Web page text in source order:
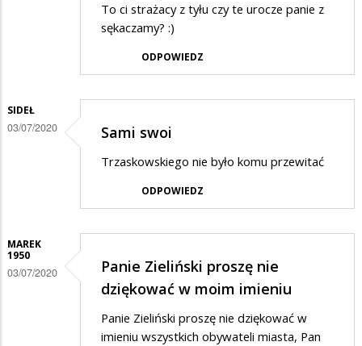
Mateuszka
ustaczka
To ci strażacy z tyłu czy te urocze panie z
sękaczamy? :)
ODPOWIEDZ
SIDEŁ
03/07/2020 Sami swoi
Trzaskowskiego nie było komu przewitać
ODPOWIEDZ
MAREK
1950
03/07/2020
Panie Zieliński proszę nie
dziękować w moim imieniu
Panie Zieliński proszę nie dziękować w
imieniu wszystkich obywateli miasta, Pan